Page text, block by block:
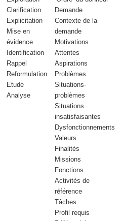
Clarification
Explicitation
Mise en
évidence
Identification
Rappel
Reformulation
Etude
Analyse
Demande
Contexte de la
demande
Motivations
Attentes
Aspirations
Problèmes
Situations-
problèmes
Situations
insatisfaisantes
Dysfonctionnements
Valeurs
Finalités
Missions
Fonctions
Activités de
référence
Tâches
Profil requis